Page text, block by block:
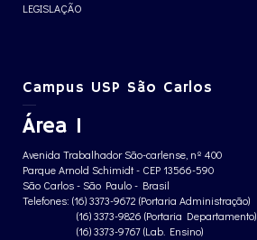
LEGISLAÇÃO
Campus USP São Carlos
Área 1
Avenida Trabalhador São-carlense, nº 400
Parque Arnold Schimidt - CEP 13566-590
São Carlos - São Paulo - Brasil
Telefones: (16) 3373-9672 (Portaria Administração)
(16) 3373-9826 (Portaria Departamento)
(16) 3373-9767 (Lab. Ensino)